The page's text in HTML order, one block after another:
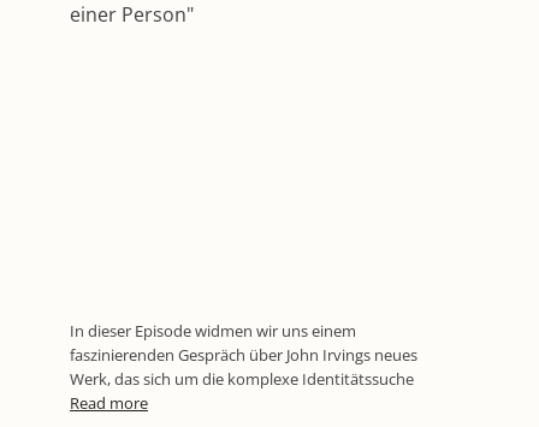
einer Person"
In dieser Episode widmen wir uns einem
faszinierenden Gespräch über John Irvings neues
Werk, das sich um die komplexe Identitätssuche
Read more